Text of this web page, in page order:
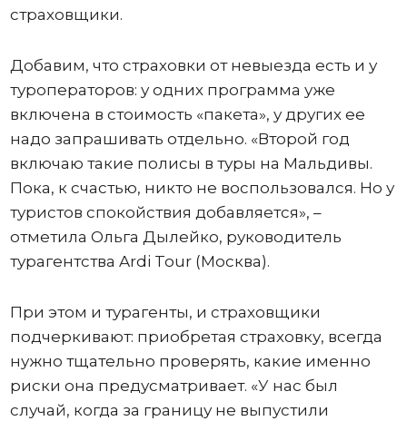
страховщики.
Добавим, что страховки от невыезда есть и у
туроператоров: у одних программа уже
включена в стоимость «пакета», у других ее
надо запрашивать отдельно. «Второй год
включаю такие полисы в туры на Мальдивы.
Пока, к счастью, никто не воспользовался. Но у
туристов спокойствия добавляется», –
отметила Ольга Дылейко, руководитель
турагентства Ardi Tour (Москва).
При этом и турагенты, и страховщики
подчеркивают: приобретая страховку, всегда
нужно тщательно проверять, какие именно
риски она предусматривает. «У нас был
случай, когда за границу не выпустили